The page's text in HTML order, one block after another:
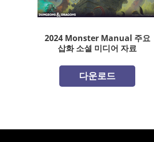
2024 Monster Manual 주요
삽화 소셜 미디어 자료
다운로드